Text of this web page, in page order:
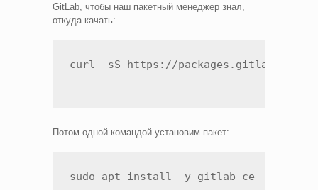
GitLab, чтобы наш пакетный менеджер знал,
откуда качать:
curl -sS https://
Потом одной командой установим пакет:
sudo apt install -y gitlab-ce